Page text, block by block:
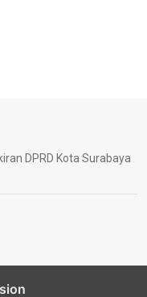
DPRD Kota Surabaya